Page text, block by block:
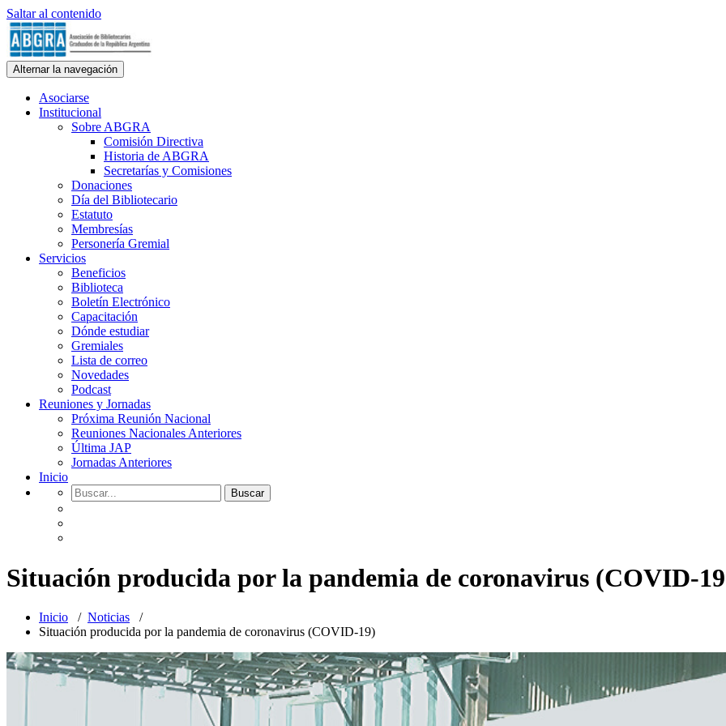
Saltar al contenido
ABGRA
Asociación de Bibliotecarios Graduados de la República Argentina. Personería Gremial N° 354/60
Alternar la navegación
Asociarse
Institucional
Sobre ABGRA
Comisión Directiva
Historia de ABGRA
Secretarías y Comisiones
Donaciones
Día del Bibliotecario
Estatuto
Membresías
Personería Gremial
Servicios
Beneficios
Biblioteca
Boletín Electrónico
Capacitación
Dónde estudiar
Gremiales
Lista de correo
Novedades
Podcast
Reuniones y Jornadas
Próxima Reunión Nacional
Reuniones Nacionales Anteriores
Última JAP
Jornadas Anteriores
Inicio
Situación producida por la pandemia de coronavirus (COVID-
Inicio / Noticias /
Situación producida por la pandemia de coronavirus (COVID-19)